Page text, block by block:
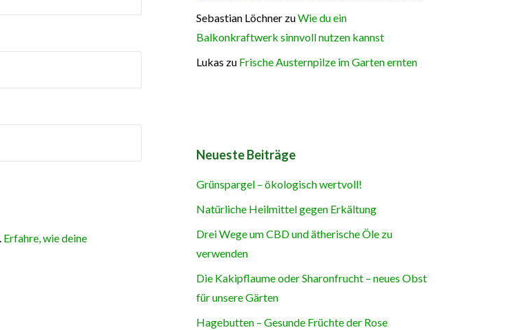
Erfahre, wie deine
Sebastian LöchnerzuWie du ein
Balkonkraftwerk sinnvoll nutzen kannst
Lukas zu Frische Austernpilze im Garten ernten
Neueste Beiträge
Grünspargel – ökologisch wertvoll!
Natürliche Heilmittel gegen Erkältung
Drei Wege um CBD und ätherische Öle zu
verwenden
Die Kakipflaume oder Sharonfrucht – neues Obst
für unsere Gärten
Hagebutten – Gesunde Früchte der Rose